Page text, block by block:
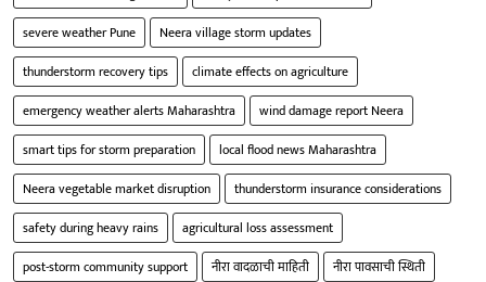
severe weather Pune
Neera village storm updates
thunderstorm recovery tips
climate effects on agriculture
emergency weather alerts Maharashtra
wind damage report Neera
smart tips for storm preparation
local flood news Maharashtra
Neera vegetable market disruption
thunderstorm insurance considerations
safety during heavy rains
agricultural loss assessment
post-storm community support
नीरा वादळाची माहिती
नीरा पावसाची स्थिती